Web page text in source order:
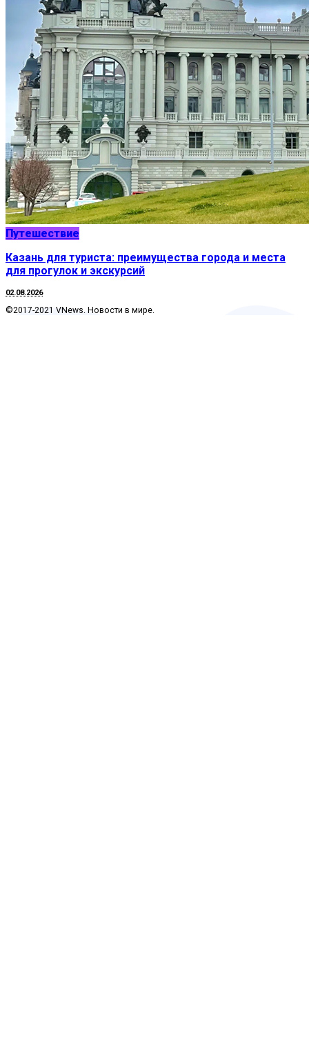
Путешествие
Казань для туриста: преимущества города и места
для прогулок и экскурсий
02.08.2026
©2017-2021 VNews. Новости в мире.